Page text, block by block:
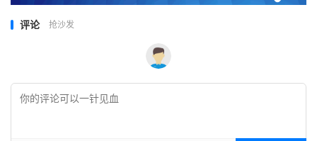
评论 抢沙发